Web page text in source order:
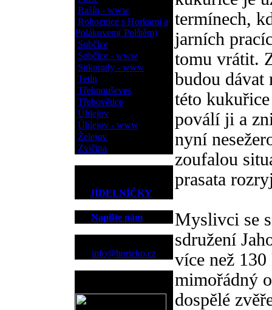
Rašín - www
Rohoznice s Horkami a
Polákovem( Polštěm)
Sobčice
Sobčice - www
Sukorady - www
Tetín
Třebnouševes
Třebovětice
Úhlejov
Úhlejov - www
Želejov
Zvičina
JÍDELNÍČKY
Napište nám
info@horicko.cz
termínech,
jarních
tomu vrátit.
budou dávat
této
poválí ji a
nyní
zoufalou
prasata
Myslivci se
sdružení
více než 130
mimořádný
dospělé